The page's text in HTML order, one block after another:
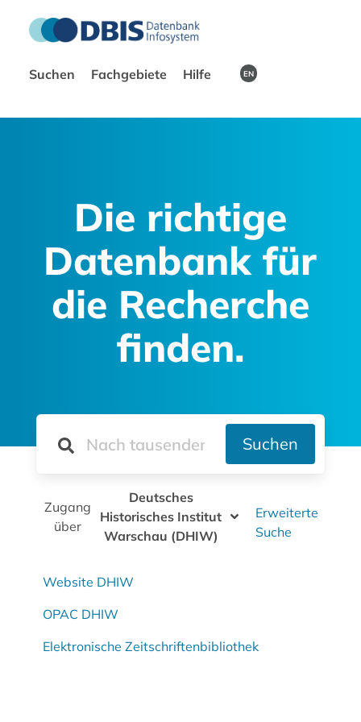
Suchen Fachgebiete Hilfe EN
Die richtige
Datenbank für
die Recherche
finden.
Suchen
Zugang
über
Deutsches
Historisches Institut
Warschau (DHIW)
Erweiterte
Suche
Website DHIW
OPAC DHIW
Elektronische Zeitschriftenbibliothek